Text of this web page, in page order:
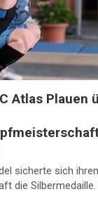
Atlas Plauen
sicherte sich
die Silbermedaille.